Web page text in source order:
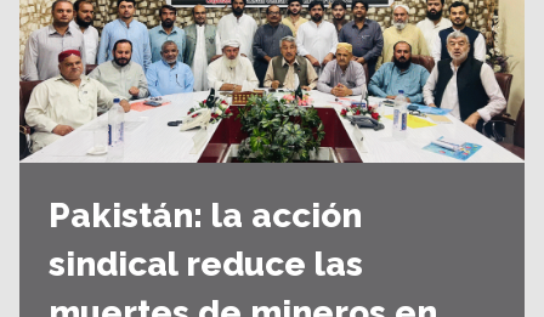
Pakistán: la acción
sindical reduce las